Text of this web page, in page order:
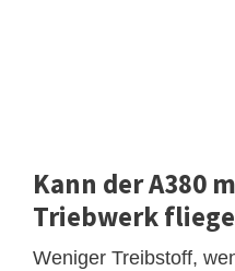
Kann der A380
Triebwerk
Weniger Treibstoff,